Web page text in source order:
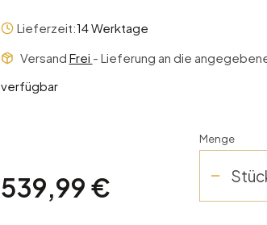
Lieferzeit:14 Werktage
Versand Frei - Lieferung an die
verfügbar
Preis
539,99 €
Menge